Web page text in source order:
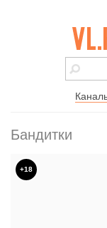
vl.ru -
города
Бандитки
+18